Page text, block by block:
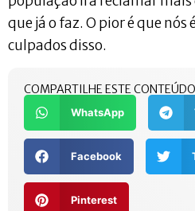
que já o faz. O pior é que nós
culpados disso.
COMPARTILHE ESTE
WhatsApp
Facebook
Pinterest